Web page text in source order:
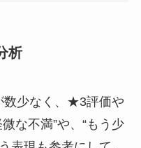
析
数少なく、★3評価や
な不満”や、“もう少